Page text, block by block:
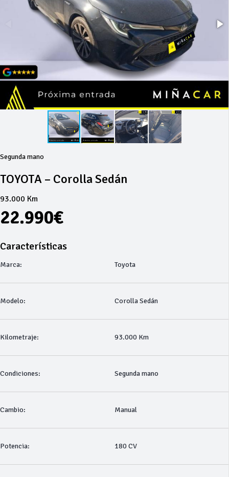
Segunda mano
TOYOTA – Corolla Sedán
93.000 Km
22.990€
Características
Marca: Toyota
Modelo: Corolla Sedán
Kilometraje: 93.000 Km
Condiciones: Segunda mano
Cambio: Manual
Potencia: 180 CV